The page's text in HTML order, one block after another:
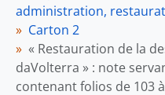
administration,
Carton 2
« Restauration de la
daVolterra » : note
contenant folios de 103